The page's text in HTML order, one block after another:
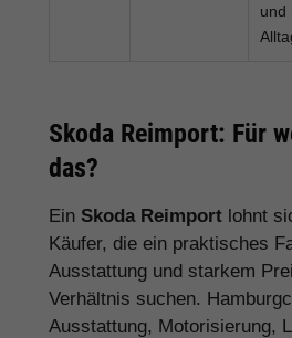
und
Skoda Reimport: Für
das?
Ein Skoda Reimport lohnt
Käufer, die ein praktisches
Ausstattung und starkem
Verhältnis suchen.
Ausstattung, Motorisierung,